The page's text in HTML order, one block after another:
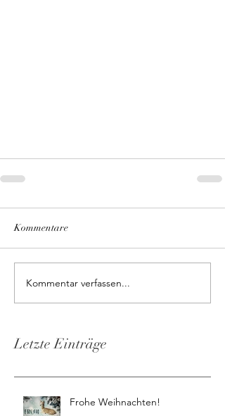
Kommentare
Kommentar verfassen...
Letzte Einträge
Frohe Weihnachten!